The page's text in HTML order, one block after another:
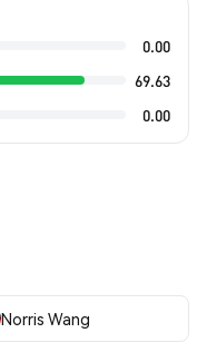
0.00
69.63
0.00
Norris Wang